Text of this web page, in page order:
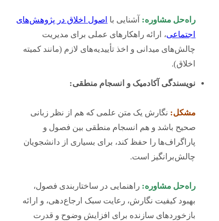
راه‌حل مشاوره: آشنایی با اصول اخلاق در پژوهش‌های
اجتماعی، ارائه راهکارهای عملی برای مدیریت
چالش‌های میدانی و اخذ تأییدیه‌های لازم (مانند کمیته
اخلاق).
نویسندگی آکادمیک و انسجام منطقی:
مشکل: نگارش یک متن علمی که هم از نظر زبانی
صحیح باشد و هم انسجام منطقی بین فصول و
پاراگراف‌ها را حفظ کند، برای بسیاری از دانشجویان
چالش‌برانگیز است.
راه‌حل مشاوره: راهنمایی در ساختاربندی فصول،
بهبود کیفیت نگارش، رعایت سبک ارجاع‌دهی، و ارائه
بازخوردهای سازنده برای افزایش وضوح و قدرت